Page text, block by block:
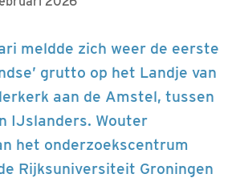
meldde zich weer de eerste
grutto op het Landje van
aan de Amstel, tussen
IJslanders. Wouter
het onderzoekscentrum
Rijksuniversiteit Groningen